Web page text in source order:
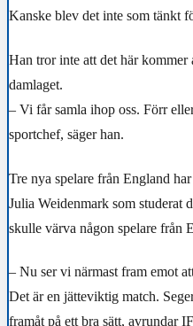
Kanske blev det inte som tänkt
Han tror inte att det här kommer
damlaget.
– Vi får samla ihop oss. Förr
sportchef, säger han.
Tre nya spelare från England
Julia Weidenmark som studerat
skulle värva någon spelare från
– Nu ser vi närmast fram emot
Det är en jätteviktig match.
framåt på ett bra sätt, avrundar